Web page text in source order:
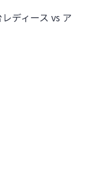
ディース vs ア